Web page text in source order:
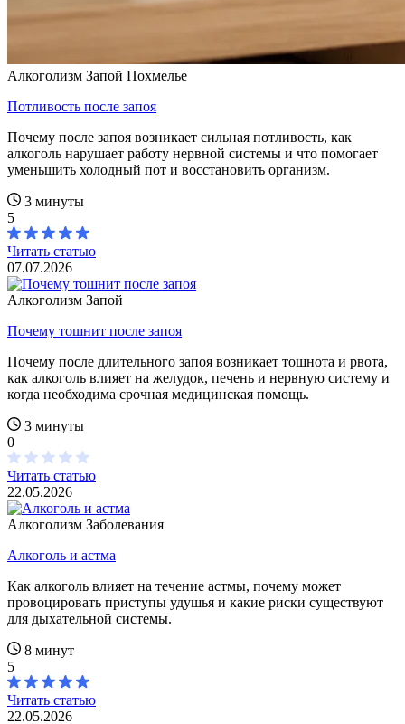
Алкоголизм Запой Похмелье
Потливость после запоя
Почему после запоя возникает сильная потливость, как
алкоголь нарушает работу нервной системы и что помогает
уменьшить холодный пот и восстановить организм.
3 минуты
5
Читать статью
07.07.2026
Алкоголизм Запой
Почему тошнит после запоя
Почему после длительного запоя возникает тошнота и рвота,
как алкоголь влияет на желудок, печень и нервную систему и
когда необходима срочная медицинская помощь.
3 минуты
0
Читать статью
22.05.2026
Алкоголизм Заболевания
Алкоголь и астма
Как алкоголь влияет на течение астмы, почему может
провоцировать приступы удушья и какие риски существуют
для дыхательной системы.
8 минут
5
Читать статью
22.05.2026